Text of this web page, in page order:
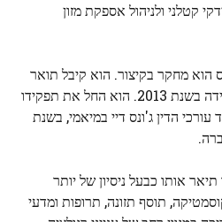
קטלני ולניהול אספקת מזון
הוא מחקר בקיצור. הוא קיבל תואר
במשפטים מאוניברסיטת פלורידה בשנת 2013. הוא החל את תפקידו
הדין ג'ונס דיי במיאמי, בשנת
תיאר אותו כבעל ניסיון של יותר
תוסף תזונה, תרופות ומדעי